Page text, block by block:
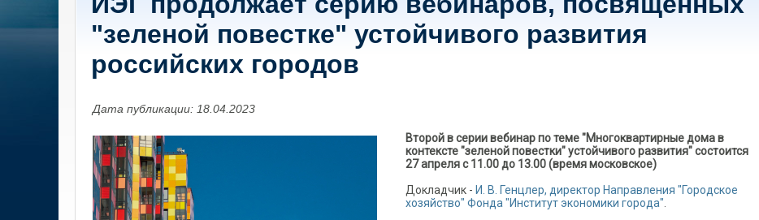
"зеленой повестке" устойчивого развития
российских городов
Дата публикации: 18.04.2023
Второй в серии вебинар по теме "Многоквартирные дома в
контексте "зеленой повестки" устойчивого развития" состоится
27 апреля с 11.00 до 13.00 (время московское)
Докладчик - И. В. Генцлер, директор Направления "Городское
хозяйство" Фонда "Институт экономики города"